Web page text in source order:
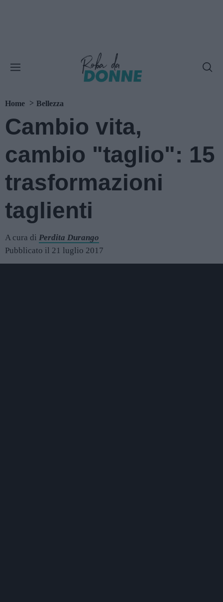
Home Bellezza
Cambio vita,
cambio "taglio": 15
trasformazioni
taglienti
A cura di Perdita Durango
Pubblicato il 21 luglio 2017